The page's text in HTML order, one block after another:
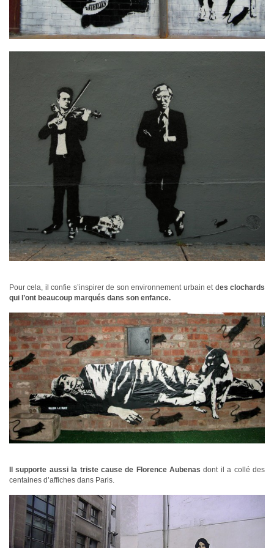
Pour cela, il confie s’inspirer de son environnement urbain et des clochards
qui l’ont beaucoup marqués dans son enfance.
Il supporte aussi la triste cause de Florence Aubenas dont il a collé des
centaines d’affiches dans Paris.